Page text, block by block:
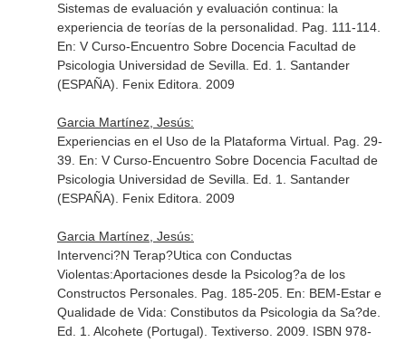
Sistemas de evaluación y evaluación continua: la
experiencia de teorías de la personalidad. Pag. 111-114.
En: V Curso-Encuentro Sobre Docencia Facultad de
Psicologia Universidad de Sevilla . Ed. 1. Santander
(ESPAÑA). Fenix Editora. 2009
Garcia Martínez, Jesús:
Experiencias en el Uso de la Plataforma Virtual. Pag. 29-
39. En: V Curso-Encuentro Sobre Docencia Facultad de
Psicologia Universidad de Sevilla . Ed. 1. Santander
(ESPAÑA). Fenix Editora. 2009
Garcia Martínez, Jesús:
Intervenci?N Terap?Utica con Conductas
Violentas:Aportaciones desde la Psicolog?a de los
Constructos Personales. Pag. 185-205. En: BEM-Estar e
Qualidade de Vida: Constibutos da Psicologia da Sa?de.
Ed. 1. Alcohete (Portugal). Textiverso. 2009. ISBN 978-